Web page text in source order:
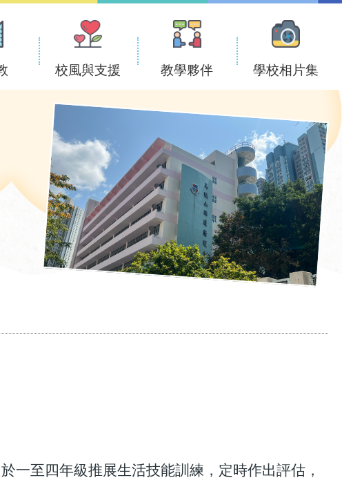
校風與支援 教學夥伴 學校相片集
一至四年級推展生活技能訓練，定時作出評估，